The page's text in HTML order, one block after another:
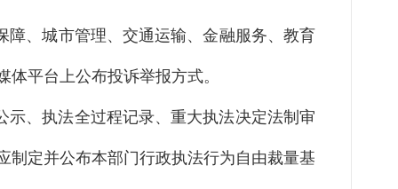
、城市管理、交通运输、金融服务、教育
平台上公布投诉举报方式。
、执法全过程记录、重大执法决定法制审
制定并公布本部门行政执法行为自由裁量基